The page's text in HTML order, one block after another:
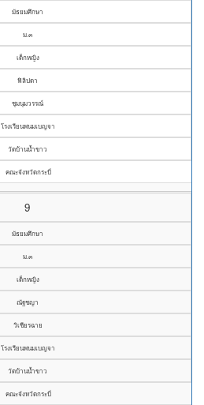
มัธยมศึกษา
ม.๓
เด็กหญิง
ฟิลิปดา
ชุมนุมวรรณ์
โรงเรียนพนมเบญจา
วัดบ้านน้ำขาว
คณะจังหวัดกระบี่
9
มัธยมศึกษา
ม.๓
เด็กหญิง
ณัฐชญา
วิเชียรฉาย
โรงเรียนพนมเบญจา
วัดบ้านน้ำขาว
คณะจังหวัดกระบี่